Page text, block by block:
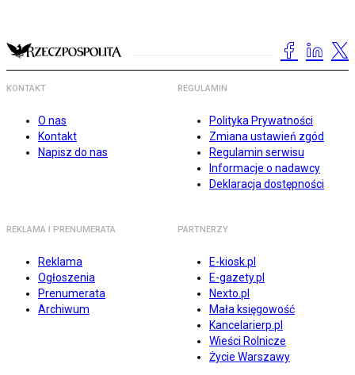
KONTAKT
O nas
Kontakt
Napisz do nas
REGULAMIN
Polityka Prywatności
Zmiana ustawień zgód
Regulamin serwisu
Informacje o nadawcy
Deklaracja dostępności
REKLAMA I PRENUMERATA
Reklama
Ogłoszenia
Prenumerata
Archiwum
PARTNERZY
E-kiosk.pl
E-gazety.pl
Nexto.pl
Mała księgowość
Kancelarierp.pl
Wieści Rolnicze
Życie Warszawy